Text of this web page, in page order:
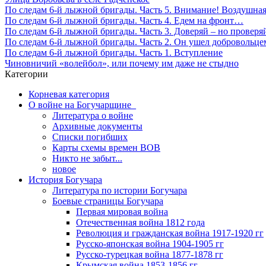
По следам 6-й лыжной бригады. Часть 5. Внимание! Воздушная
По следам 6-й лыжной бригады. Часть 4. Едем на фронт…
По следам 6-й лыжной бригады. Часть 3. Доверяй – но
По следам 6-й лыжной бригады. Часть 2. Он ушел
По следам 6-й лыжной бригады. Часть 1. Вступление
Чиновничий «волейбол», или почему им даже не стыдно
Категории
Корневая категория
О войне на Богучарщине_
Литература о войне
Архивные документы
Списки погибших
Карты схемы времен ВОВ
Никто не забыт...
новое
История Богучара
Литература по истории Богучара
Боевые страницы Богучара
Первая мировая война
Отечественная война 1812 года
Революция и гражданская война 1917-1920 гг
Русско-японская война 1904-1905 гг
Русско-турецкая война 1877-1878 гг